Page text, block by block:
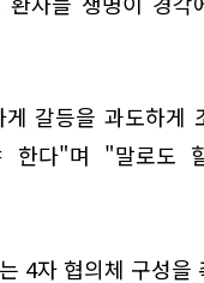
갈등을 과도하게
한다"며 "말로도
4자 협의체 구성을